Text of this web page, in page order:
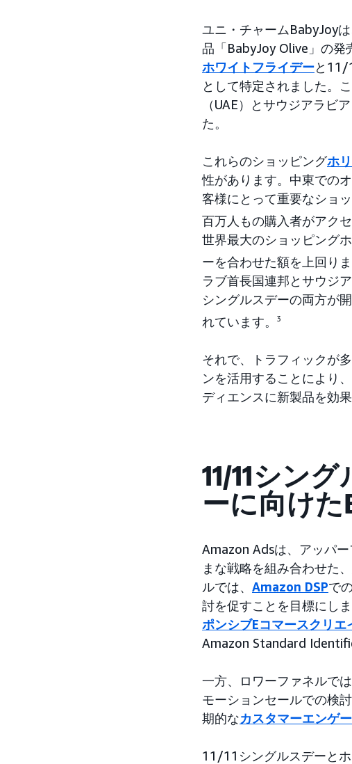
ユニ・チャームBabyJoy
品「BabyJoy Olive」の発
ホワイトフライデーと11/
として特定されました。
（UAE）とサウジアラビ
た。
これらのショッピングホ
性があります。中東での
客様にとって重要なショ
百万人もの購入者がアクセ
世界最大のショッピング
ーを合わせた額を上回りま
ラブ首長国連邦とサウジ
シングルスデーの両方が
れています。
3
それで、トラフィックが
ンを活用することにより
ディエンスに新製品を効
11/11シン
ーに向けた
Amazon Adsは、アッパ
まな戦略を組み合わせた
ルでは、 Amazon DSPで
討を促すことを目標にし
ポンシブEコマースクリエ
Amazon Standard
一方、ロワーファネルで
モーションセールでの検
期的なカスタマーエンゲ
11/11シングルスデーと